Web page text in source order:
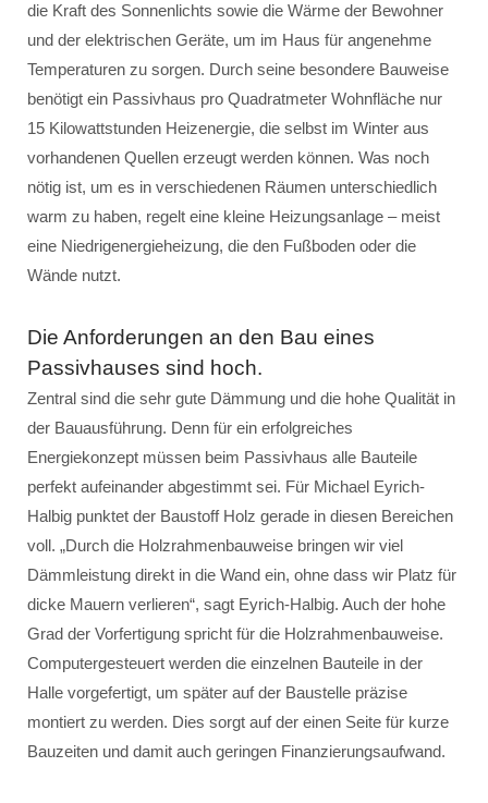
die Kraft des Sonnenlichts sowie die Wärme der Bewohner
und der elektrischen Geräte, um im Haus für angenehme
Temperaturen zu sorgen. Durch seine besondere Bauweise
benötigt ein Passivhaus pro Quadratmeter Wohnfläche nur
15 Kilowattstunden Heizenergie, die selbst im Winter aus
vorhandenen Quellen erzeugt werden können. Was noch
nötig ist, um es in verschiedenen Räumen unterschiedlich
warm zu haben, regelt eine kleine Heizungsanlage – meist
eine Niedrigenergieheizung, die den Fußboden oder die
Wände nutzt.
Die Anforderungen an den Bau eines
Passivhauses sind hoch.
Zentral sind die sehr gute Dämmung und die hohe Qualität in
der Bauausführung. Denn für ein erfolgreiches
Energiekonzept müssen beim Passivhaus alle Bauteile
perfekt aufeinander abgestimmt sei. Für Michael Eyrich-
Halbig punktet der Baustoff Holz gerade in diesen Bereichen
voll. „Durch die Holzrahmenbauweise bringen wir viel
Dämmleistung direkt in die Wand ein, ohne dass wir Platz für
dicke Mauern verlieren“, sagt Eyrich-Halbig. Auch der hohe
Grad der Vorfertigung spricht für die Holzrahmenbauweise.
Computergesteuert werden die einzelnen Bauteile in der
Halle vorgefertigt, um später auf der Baustelle präzise
montiert zu werden. Dies sorgt auf der einen Seite für kurze
Bauzeiten und damit auch geringen Finanzierungsaufwand.